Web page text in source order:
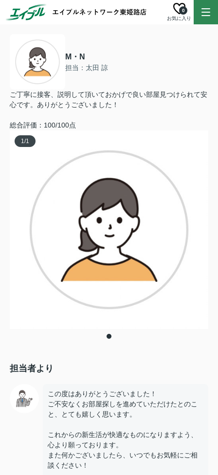
お気に入り
0
M・N
担当：太田 諒
ご丁寧に接客、説明して頂いておかげで良い部屋見つけられて安
心です。ありがとうございました！
総合評価：100/100点
1/1
担当者より
この度はありがとうございました！
ご不安なくお部屋探しを進めていただけたとのこ
と、とても嬉しく思います。
これからの新生活が快適なものになりますよう、
心より願っております。
また何かございましたら、いつでもお気軽にご相
談ください！